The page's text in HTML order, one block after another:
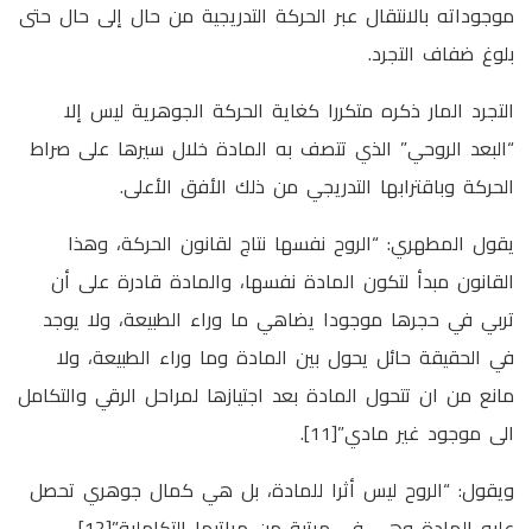
موجوداته بالانتقال عبر الحركة التدريجية من حال إلى حال حتى
بلوغ ضفاف التجرد.
التجرد المار ذكره متكررا كغاية الحركة الجوهرية ليس إلا
“البعد الروحي” الذي تتصف به المادة خلال سيرها على صراط
الحركة وباقترابها التدريجي من ذلك الأفق الأعلى.
يقول المطهري: “الروح نفسها نتاج لقانون الحركة، وهذا
القانون مبدأ لتكون المادة نفسها، والمادة قادرة على أن
تربي في حجرها موجودا يضاهي ما وراء الطبيعة، ولا يوجد
في الحقيقة حائل يحول بين المادة وما وراء الطبيعة، ولا
مانع من ان تتحول المادة بعد اجتيازها لمراحل الرقي والتكامل
الى موجود غير مادي”[11].
ويقول: “الروح ليس أثرا للمادة، بل هي كمال جوهري تحصل